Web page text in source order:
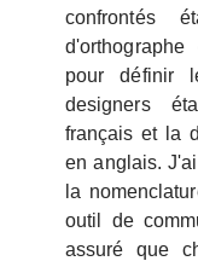
confrontés
pour définir
designers
français et la
en anglais.
la
outil de
assuré que